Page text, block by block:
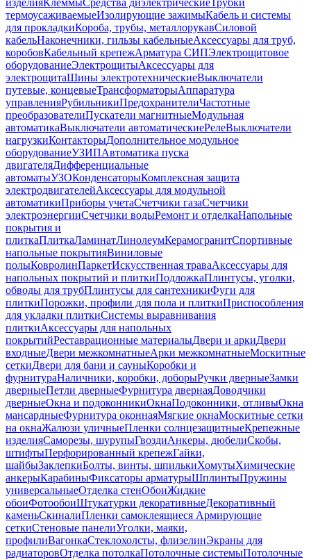
изделияКлеммыСредства диэлектрическиеТрубки
термоусаживаемыеИзолирующие зажимыКабель и системы
для прокладкиКороба, трубы, металлорукавСиловой
кабельНаконечники, гильзы кабельныеАксессуары для труб,
коробовКабельный крепежАрматура СИПЭлектрощитовое
оборудованиеЭлектрощитыАксессуары для
электрощитаШины электротехническиеВыключатели
путевые, концевыеТрансформаторыАппаратура
управленияРубильникиПредохранителиЧастотные
преобразователиПускатели магнитныеМодульная
автоматикаВыключатели автоматическиеРелеВыключатели
нагрузкиКонтакторыДополнительное модульное
оборудованиеУЗИПАвтоматика пуска
двигателяДифференциальные
автоматыУЗОКонденсаторыКомплексная защита
электродвигателейАксессуары для модульной
автоматикиПриборы учетаСчетчики газаСчетчики
электроэнергииСчетчики водыРемонт и отделкаНапольные
покрытия и
плиткаПлиткаЛаминатЛинолеумКерамогранитСпортивные
напольные покрытияВиниловые
полыКовролинПаркетИскусственная траваАксессуары для
напольных покрытий и плиткиПодложкаПлинтусы, уголки,
обводы для трубПлинтусы для сантехникиФуги для
плиткиПорожки, профили для пола и плиткиПриспособления
для укладки плиткиСистемы выравнивания
плиткиАксессуары для напольных
покрытийРеставрационные материалыДвери и аркиДвери
входныеДвери межкомнатныеАрки межкомнатныеМоскитные
сеткиДвери для бани и сауныКоробки и
фурнитураНаличники, коробки, доборыРучки дверныеЗамки
дверныеПетли дверныеФурнитура двернаяДоводчики
дверныеОкна и подоконникиОкнаПодоконники, отливыОкна
мансардныеФурнитура оконнаяМягкие окнаМоскитные сетки
на окнаЖалюзи уличныеПленки солнцезащитныеКрепежные
изделияСаморезы, шурупыГвоздиАнкеры, дюбелиСкобы,
штифтыПерфорированный крепежГайки,
шайбыЗаклепкиБолты, винты, шпилькиХомутыХимические
анкерыКарабиныФиксаторы арматурыШплинтыПружины
универсальныеОтделка стенОбоиЖидкие
обоиФотообоиШтукатурки декоративныеДекоративный
каменьСкиналиПленки самоклеящиеся Армирующие
сеткиСтеновые панелиУголки, маяки,
профилиВагонкаСтеклохолсты, флизелинЭкраны для
радиаторовОтделка потолкаПотолочные системыПотолочные